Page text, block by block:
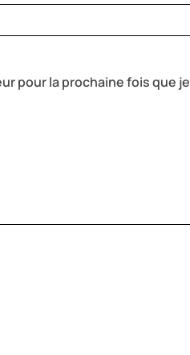
pour la prochaine fois que je